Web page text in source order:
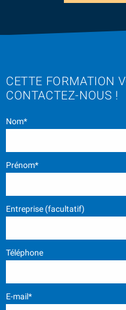
CETTE FORMATION
CONTACTEZ-NOUS !
Nom*
Prénom*
Entreprise (facultatif)
Téléphone
E-mail*